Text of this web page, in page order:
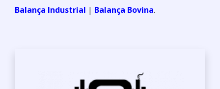
Balança Industrial | Balança Bovina.